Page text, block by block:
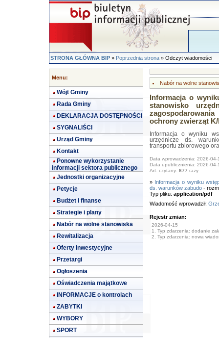
STRONA GŁÓWNA BIP»Poprzednia strona» Odczyt wiadomości
Menu:
Wójt Gminy
Rada Gminy
DEKLARACJA DOSTĘPNOŚCI
SYGNALIŚCI
Urząd Gminy
Kontakt
Ponowne wykorzystanie
informacji sektora publicznego
Jednostki organizacyjne
Petycje
Budżet i finanse
Strategie i plany
Nabór na wolne stanowiska
Rewitalizacja
Oferty inwestycyjne
Przetargi
Ogłoszenia
Oświadczenia majątkowe
INFORMACJE o kontrolach
ZABYTKI
WYBORY
SPORT
Nabór na wolne
Informacja o
stanowisko
ochrony zwierząt K/
Informacja o wyniku
urzędnicze ds.
transportu zbiorowego
Data wprowadzenia: 2026-04-
Data upublicznienia: 2026-04-
Art. czytany: 677 razy
» Informacja o wyniku
ds. warunków zabudo-
Typ pliku: application/pdf
Wiadomość wprowadził:
Rejestr zmian:
2026-04-15
1. Typ zdarzenia: dodanie
2. Typ zdarzenia: nowa